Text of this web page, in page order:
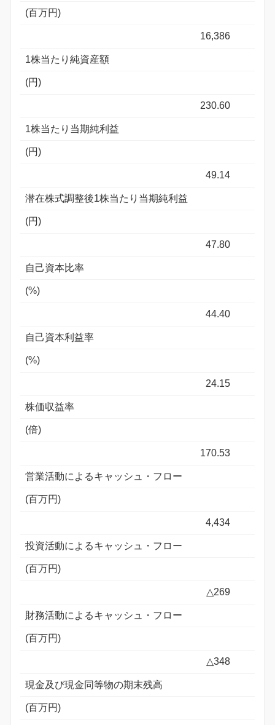
(百万円)
16,386
1株当たり純資産額
(円)
230.60
1株当たり当期純利益
(円)
49.14
潜在株式調整後1株当たり当期純利益
(円)
47.80
自己資本比率
(%)
44.40
自己資本利益率
(%)
24.15
株価収益率
(倍)
170.53
営業活動によるキャッシュ・フロー
(百万円)
4,434
投資活動によるキャッシュ・フロー
(百万円)
△269
財務活動によるキャッシュ・フロー
(百万円)
△348
現金及び現金同等物の期末残高
(百万円)